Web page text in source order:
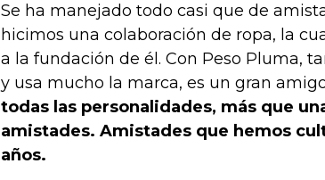
Se ha manejado todo casi que de
hicimos una colaboración de ropa, la
a la fundación de él. Con Peso Pluma,
y usa mucho la marca, es un gran
todas las personalidades, más que
amistades. Amistades que hemos
años.